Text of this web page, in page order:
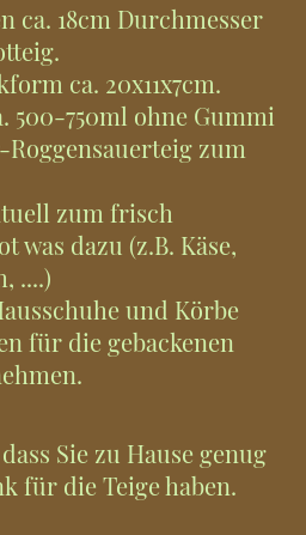
ca. 18cm Durchmesser
ca. 20x11x7cm.
500-750ml ohne Gummi
zum
zum frisch
was dazu (z.B. Käse,
....)
und Körbe
für die gebackenen
Sie zu Hause genug
für die Teige haben.